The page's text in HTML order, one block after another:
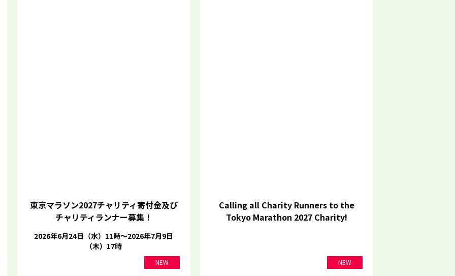
東京マラソン2027チャリティ寄付金及び
チャリティランナー募集！
2026年6月24日（水）11時～2026年7月9日
（木）17時
NEW
Calling all Charity Runners to the
Tokyo Marathon 2027 Charity!
NEW